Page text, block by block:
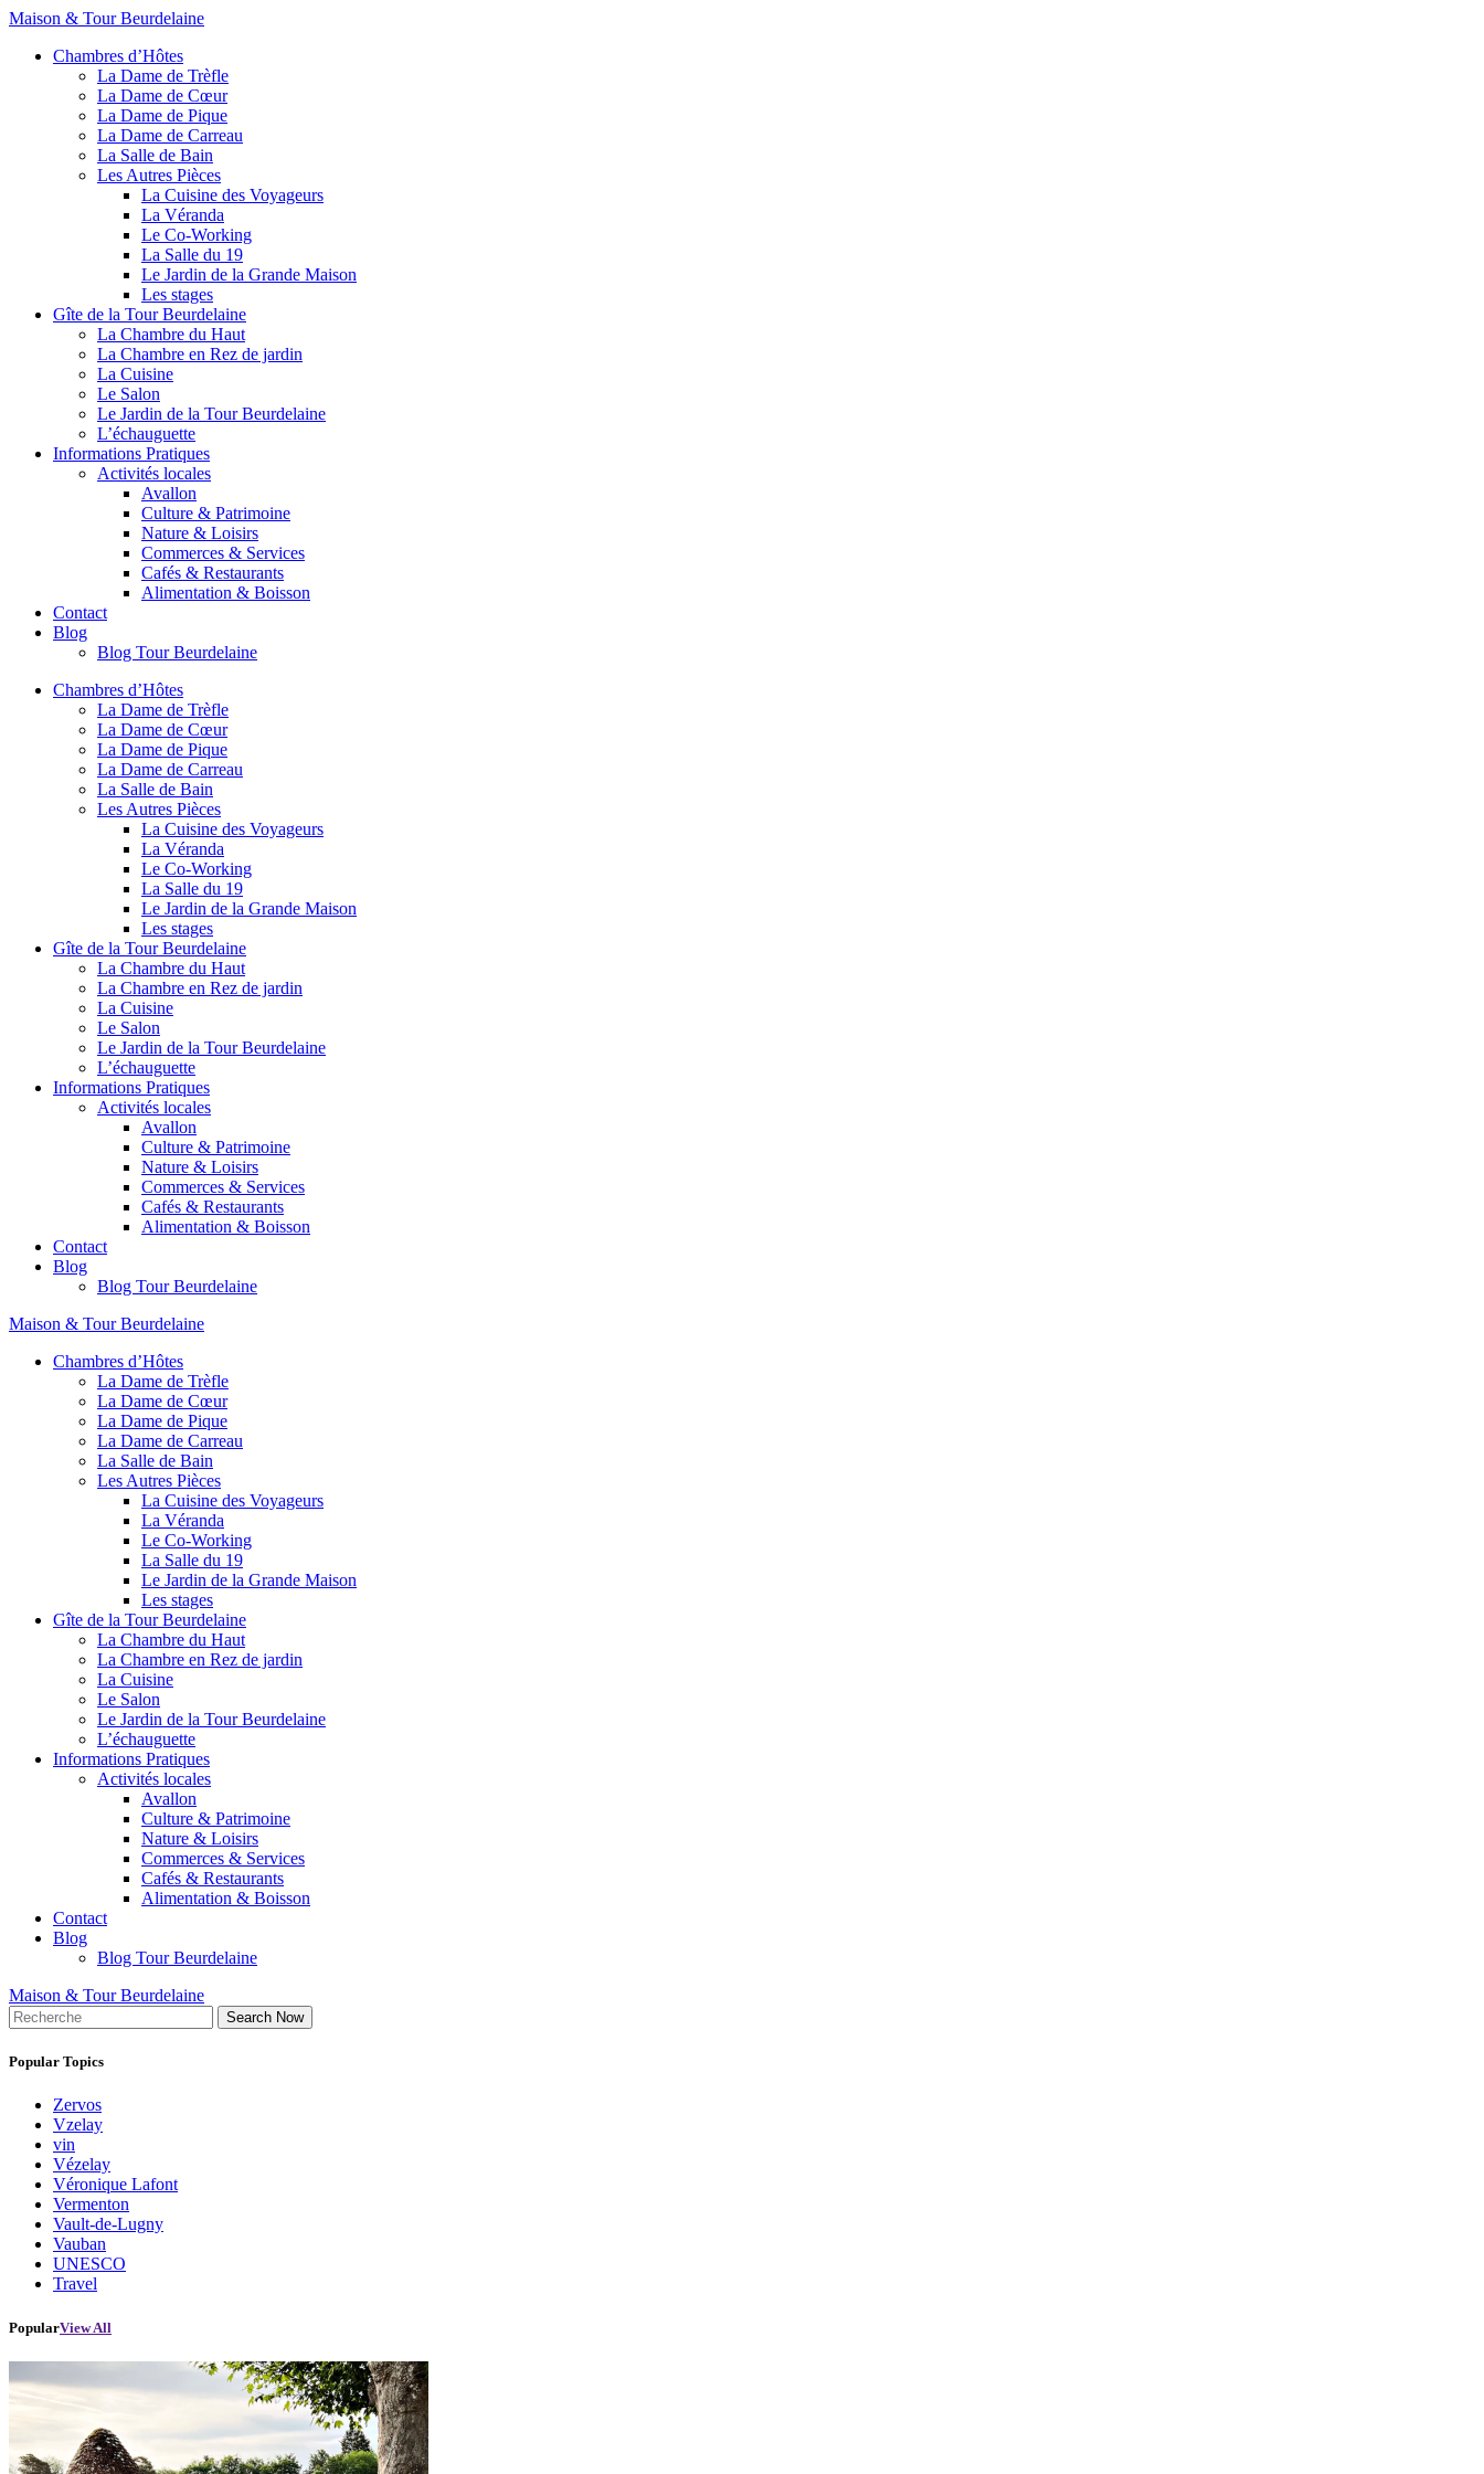
Maison & Tour Beurdelaine
Chambres d’Hôtes
La Dame de Trèfle
La Dame de Cœur
La Dame de Pique
La Dame de Carreau
La Salle de Bain
Les Autres Pièces
La Cuisine des Voyageurs
La Véranda
Le Co-Working
La Salle du 19
Le Jardin de la Grande Maison
Les stages
Gîte de la Tour Beurdelaine
La Chambre du Haut
La Chambre en Rez de jardin
La Cuisine
Le Salon
Le Jardin de la Tour Beurdelaine
L’échauguette
Informations Pratiques
Activités locales
Avallon
Culture & Patrimoine
Nature & Loisirs
Commerces & Services
Cafés & Restaurants
Alimentation & Boisson
Contact
Blog
Blog Tour Beurdelaine
Chambres d’Hôtes
La Dame de Trèfle
La Dame de Cœur
La Dame de Pique
La Dame de Carreau
La Salle de Bain
Les Autres Pièces
La Cuisine des Voyageurs
La Véranda
Le Co-Working
La Salle du 19
Le Jardin de la Grande Maison
Les stages
Gîte de la Tour Beurdelaine
La Chambre du Haut
La Chambre en Rez de jardin
La Cuisine
Le Salon
Le Jardin de la Tour Beurdelaine
L’échauguette
Informations Pratiques
Activités locales
Avallon
Culture & Patrimoine
Nature & Loisirs
Commerces & Services
Cafés & Restaurants
Alimentation & Boisson
Contact
Blog
Blog Tour Beurdelaine
Maison & Tour Beurdelaine
Chambres d’Hôtes
La Dame de Trèfle
La Dame de Cœur
La Dame de Pique
La Dame de Carreau
La Salle de Bain
Les Autres Pièces
La Cuisine des Voyageurs
La Véranda
Le Co-Working
La Salle du 19
Le Jardin de la Grande Maison
Les stages
Gîte de la Tour Beurdelaine
La Chambre du Haut
La Chambre en Rez de jardin
La Cuisine
Le Salon
Le Jardin de la Tour Beurdelaine
L’échauguette
Informations Pratiques
Activités locales
Avallon
Culture & Patrimoine
Nature & Loisirs
Commerces & Services
Cafés & Restaurants
Alimentation & Boisson
Contact
Blog
Blog Tour Beurdelaine
Maison & Tour Beurdelaine
Search Now
Popular Topics
Zervos
Vzelay
vin
Vézelay
Véronique Lafont
Vermenton
Vault-de-Lugny
Vauban
UNESCO
Travel
PopularView All